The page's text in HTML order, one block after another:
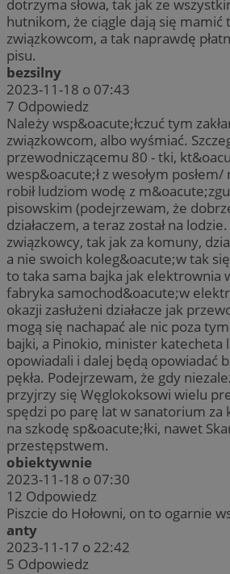
dotrzyma słowa, tak jak ze
hutnikom, że ciągle dają się mamić
związkowcom, a tak naprawdę
pisu.
bezsilny
2023-11-18 o 07:43
7 Odpowiedz
Należy wsp&oacute;łczuć tym
związkowcom, albo wyśmiać.
przewodniczącemu 80 - tki,
wesp&oacute;ł z wesołym
robił ludziom wodę z
pisowskim (podejrzewam, że
działaczem, a teraz został na
związkowcy, tak jak za komuny,
a nie swoich koleg&oacute;w tak
to taka sama bajka jak elektrownia
fabryka samochod&oacute;w
okazji zasłużeni działacze jak
mogą się nachapać ale nic poza
bajki, a Pinokio, minister katecheta
opowiadali i dalej będą opowiadać
pękła. Podejrzewam, że gdy
przyjrzy się Węglokoksowi wielu
spędzi po parę lat w sanatorium za
na szkodę sp&oacute;łki, nawet
przestępstwem.
obiektywnie
2023-11-18 o 07:30
12 Odpowiedz
Piszcie do Hołowni, on to ogarnie
anty
2023-11-17 o 22:42
5 Odpowiedz